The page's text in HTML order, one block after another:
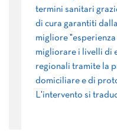
termini sanitari
di cura garantiti
migliore
migliorare i livelli di
regionali tramite la
domiciliare e di
L'intervento si